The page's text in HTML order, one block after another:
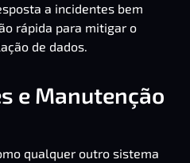
a incidentes bem
rápida para mitigar o
de dados.
e Manutenção
qualquer outro sistema